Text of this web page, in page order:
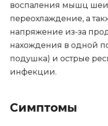
воспаления мышц шеи
переохлаждение, а
напряжение из-за
нахождения в одной
подушка) и острые
инфекции.
Симптомы